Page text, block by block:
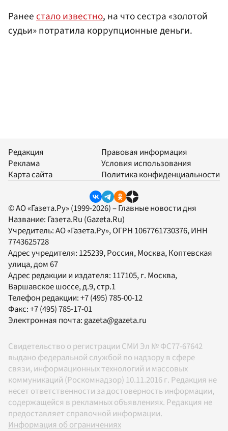
Ранеестало известно, на что сестра «золотой
судьи» потратила коррупционные деньги.
Редакция
Реклама
Карта сайта
Правовая информация
Условия использования
Политика конфиденциальности
© АО «Газета.Ру» (1999-2026) – Главные новости дня
Название: Газета.Ru (Gazeta.Ru)
Учредитель:АО «Газета.Ру», ОГРН 1067761730376, ИНН
7743625728
Адрес учредителя: 125239, Россия, Москва, Коптевская
улица, дом 67
Адрес редакции и издателя: 117105, г. Москва,
Варшавское шоссе, д.9, стр.1
Телефон редакции:+7 (495) 785-00-12
Факс:+7 (495) 785-17-01
Электронная почта:gazeta@gazeta.ru
Свидетельство о регистрации СМИ Эл № ФС77-67642
выдано федеральной службой по надзору в сфере
связи, информационных технологий и массовых
коммуникаций (Роскомнадзор) 10.11.2016 г. Редакция не
несет ответственности за достоверность информации,
содержащейся в рекламных объявлениях. Редакция не
предоставляет справочной информации.
Информация об ограничениях